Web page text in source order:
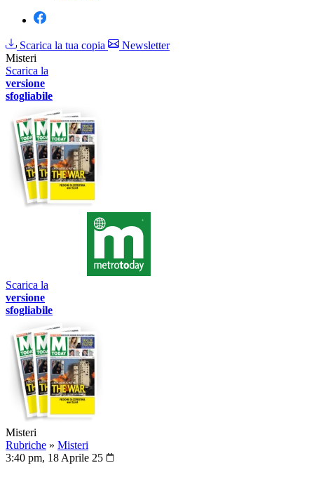
Scarica la tua copia
Newsletter
Misteri
Scarica la
versione
sfogliabile
Scarica la
versione
sfogliabile
Misteri
Rubriche » Misteri
3:40 pm, 18 Aprile 25